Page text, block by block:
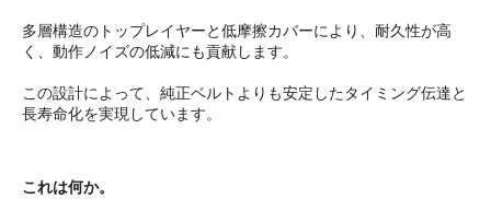
多層構造のトップレイヤーと低摩擦カバーにより、耐久性が高
く、動作ノイズの低減にも貢献します。
この設計によって、純正ベルトよりも安定したタイミング伝達と
長寿命化を実現しています。
これは何か。